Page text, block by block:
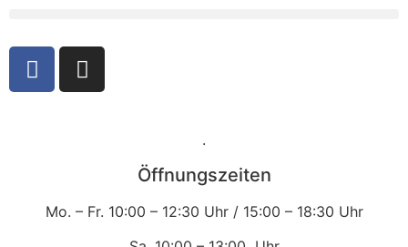
.
Öffnungszeiten
Mo. – Fr. 10:00 – 12:30 Uhr / 15:00 – 18:30 Uhr